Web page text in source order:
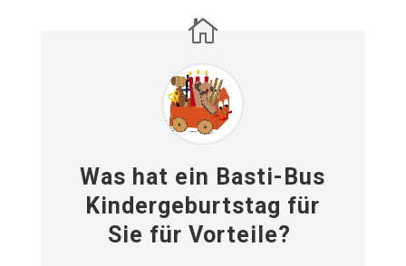
Was hat ein Basti-Bus
Kindergeburtstag für
Sie für Vorteile?